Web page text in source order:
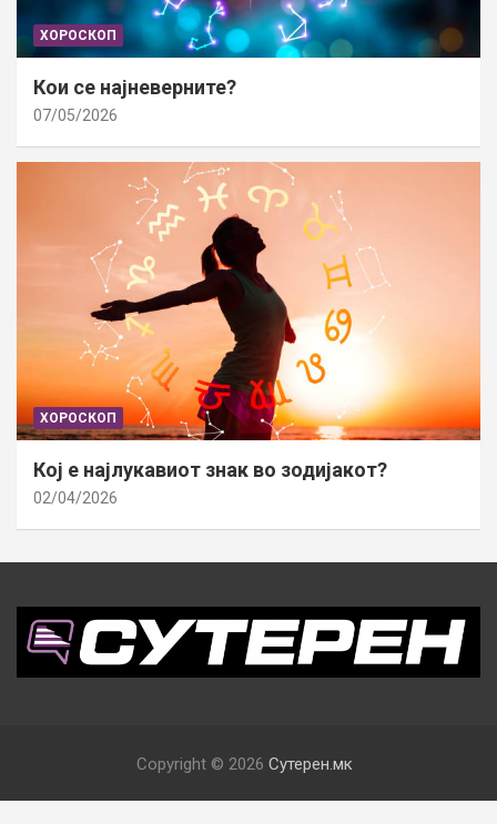
ХОРОСКОП
Кои се најневерните?
07/05/2026
ХОРОСКОП
Кој е најлукавиот знак во зодијакот?
02/04/2026
Copyright © 2026 Сутерен.мк